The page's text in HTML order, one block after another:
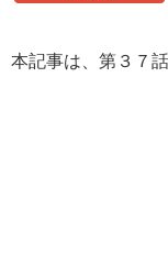
本記事は、第３７